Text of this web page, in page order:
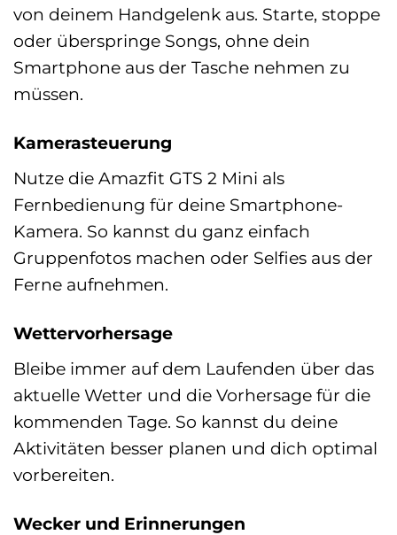
von deinem Handgelenk aus. Starte, stoppe
oder überspringe Songs, ohne dein
Smartphone aus der Tasche nehmen zu
müssen.
Kamerasteuerung
Nutze die Amazfit GTS 2 Mini als
Fernbedienung für deine Smartphone-
Kamera. So kannst du ganz einfach
Gruppenfotos machen oder Selfies aus der
Ferne aufnehmen.
Wettervorhersage
Bleibe immer auf dem Laufenden über das
aktuelle Wetter und die Vorhersage für die
kommenden Tage. So kannst du deine
Aktivitäten besser planen und dich optimal
vorbereiten.
Wecker und Erinnerungen